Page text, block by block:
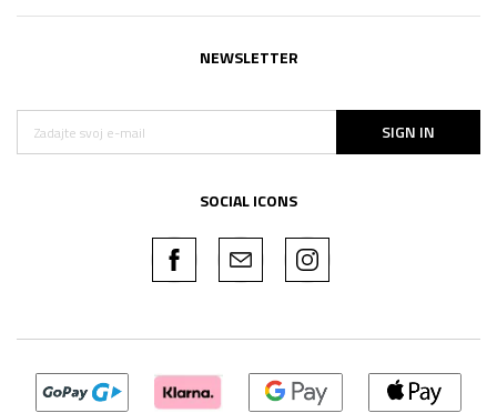
NEWSLETTER
SIGN IN
SOCIAL ICONS